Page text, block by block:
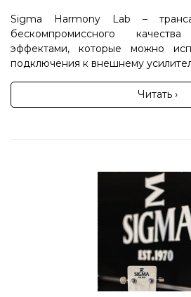
Sigma Harmony Lab –
бескомпромиссного
эффектами, которые можно
подключения к внешнему
Читать ›